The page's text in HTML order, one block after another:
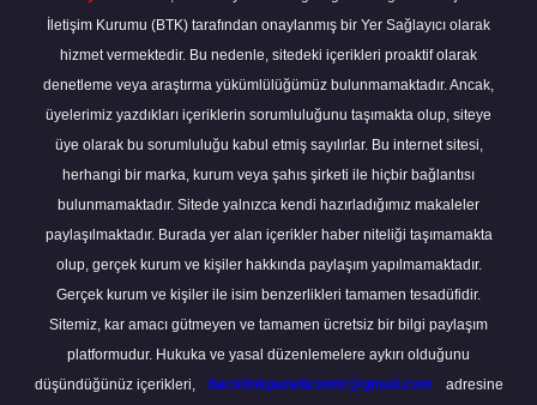
İletişim Kurumu (BTK) tarafından onaylanmış bir Yer Sağlayıcı olarak
hizmet vermektedir. Bu nedenle, sitedeki içerikleri proaktif olarak
denetleme veya araştırma yükümlülüğümüz bulunmamaktadır. Ancak,
üyelerimiz yazdıkları içeriklerin sorumluluğunu taşımakta olup, siteye
üye olarak bu sorumluluğu kabul etmiş sayılırlar. Bu internet sitesi,
herhangi bir marka, kurum veya şahıs şirketi ile hiçbir bağlantısı
bulunmamaktadır. Sitede yalnızca kendi hazırladığımız makaleler
paylaşılmaktadır. Burada yer alan içerikler haber niteliği taşımamakta
olup, gerçek kurum ve kişiler hakkında paylaşım yapılmamaktadır.
Gerçek kurum ve kişiler ile isim benzerlikleri tamamen tesadüfidir.
Sitemiz, kar amacı gütmeyen ve tamamen ücretsiz bir bilgi paylaşım
platformudur. Hukuka ve yasal düzenlemelere aykırı olduğunu
düşündüğünüz içerikleri,
backlinkpanelicomtr@gmail.com
adresine